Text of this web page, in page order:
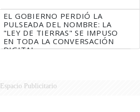
EL GOBIERNO PERDIÓ LA
PULSEADA DEL NOMBRE: LA
"LEY DE TIERRAS" SE IMPUSO
EN TODA LA CONVERSACIÓN
DIGITAL
Espacio Publicitario